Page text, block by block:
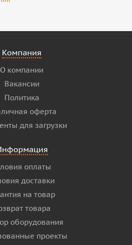
Компания
О компании
Вакансии
Политика
оферта
для загрузки
оплаты
доставки
на товар
товара
оборудования
проекты